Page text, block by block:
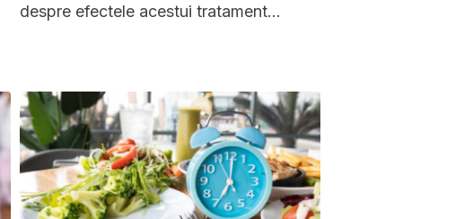
despre efectele acestui tratament